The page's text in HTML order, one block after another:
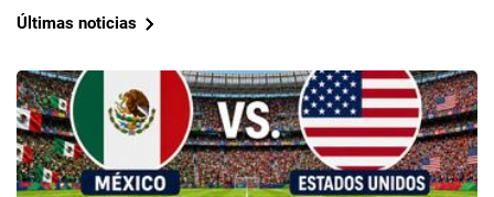
Últimas noticias